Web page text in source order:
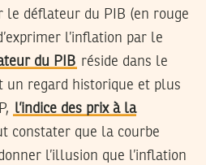
le déflateur du PIB (en rouge
l’inflation par le
du PIB réside dans le
un regard historique et plus
l’indice des prix à la
constater que la courbe
l’illusion que l’inflation